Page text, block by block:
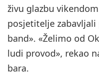
živu glazbu
posjetitelje
band». «Želimo od
ludi provod», rekao
bara.